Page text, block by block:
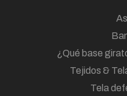
¿Qué base
Tejidos &
Tela